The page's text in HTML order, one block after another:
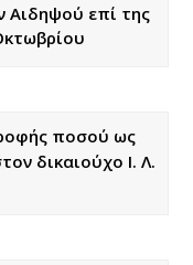
επί της
ποσού ως
δικαιούχο Ι. Λ.